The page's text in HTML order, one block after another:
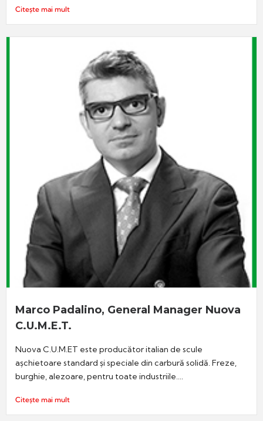
Citește mai mult
Marco Padalino, General Manager Nuova
C.U.M.E.T.
Nuova C.U.M.ET este producător italian de scule
așchietoare standard și speciale din carbură solidă. Freze,
burghie, alezoare, pentru toate industriile....
Citește mai mult